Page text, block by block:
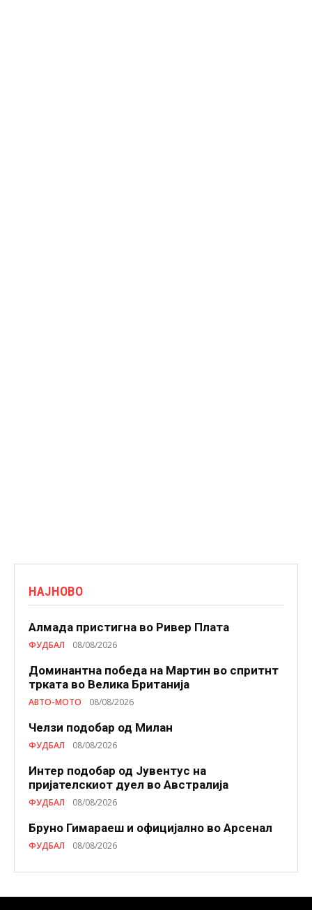
НАЈНОВО
Алмада пристигна во Ривер Плата
ФУДБАЛ 08/08/2026
Доминантна победа на Мартин во спритнт
трката во Велика Британија
АВТО-МОТО 08/08/2026
Челзи подобaр од Милан
ФУДБАЛ 08/08/2026
Интер подобар од Јувентус на
пријателскиот дуел во Австралија
ФУДБАЛ 08/08/2026
Бруно Гимараеш и официјално во Арсенал
ФУДБАЛ 08/08/2026